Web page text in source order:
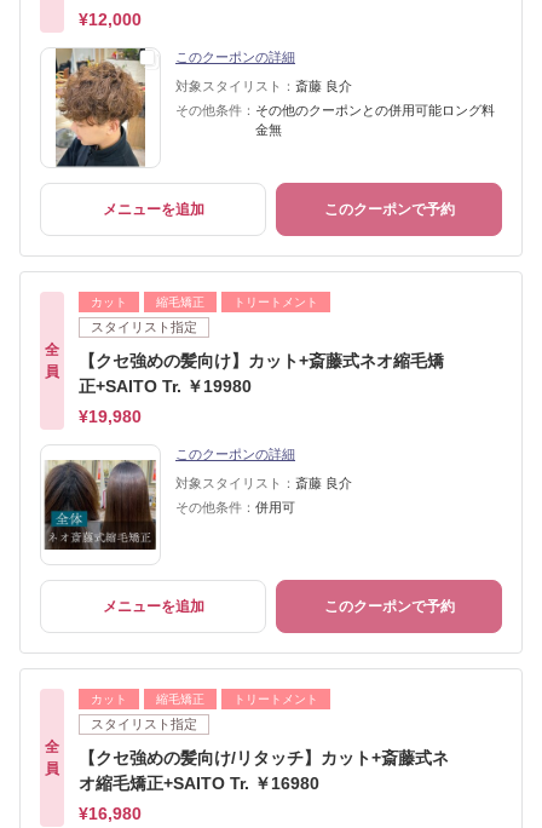
¥12,000
このクーポンの詳細
対象スタイリスト： 斎藤 良介
その他条件： その他のクーポンとの併用可能ロング料
金無
メニューを追加 このクーポンで予約
全
員
カット 縮毛矯正 トリートメント
スタイリスト指定
【クセ強めの髪向け】カット+斎藤式ネオ縮毛矯
正+SAITO Tr. ￥19980
¥19,980
このクーポンの詳細
対象スタイリスト： 斎藤 良介
その他条件： 併用可
メニューを追加 このクーポンで予約
全
員
カット 縮毛矯正 トリートメント
スタイリスト指定
【クセ強めの髪向け/リタッチ】カット+斎藤式ネ
オ縮毛矯正+SAITO Tr. ￥16980
¥16,980